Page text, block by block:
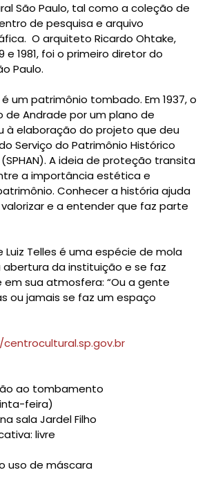
São Paulo, tal como a coleção de
de pesquisa e arquivo
O arquiteto Ricardo Ohtake,
e 1981, foi o primeiro diretor do
Paulo.
um patrimônio tombado. Em 1937, o
de Andrade por um plano de
à elaboração do projeto que deu
Serviço do Patrimônio Histórico
A ideia de proteção transita
a importância estética e
Conhecer a história ajuda
e a entender que faz parte
Telles é uma espécie de mola
abertura da instituição e se faz
sua atmosfera: “Ou a gente
ou jamais se faz um espaço
ao tombamento
feira)
sala Jardel Filho
livre
uso de máscara